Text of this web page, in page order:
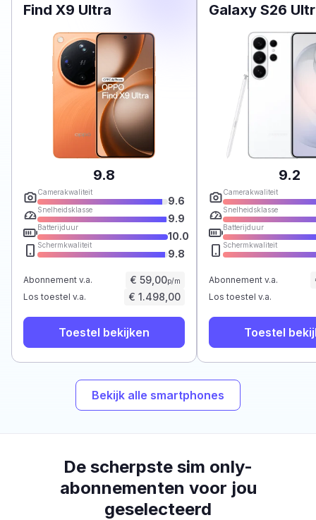
Find X9 Ultra
9.8
Camerakwaliteit
9.6
Snelheidsklasse
9.9
Batterijduur
10.0
Schermkwaliteit
9.8
Abonnement v.a. € 59,00p/m
Los toestel v.a. € 1.498,00
Toestel bekijken
Galaxy S26
9.2
Camerakwaliteit
Snelheidsklasse
Batterijduur
Schermkwaliteit
Abonnement v.a.
Los toestel v.a.
Toestel
Bekijk alle smartphones
De scherpste sim only-
abonnementen voor jou
geselecteerd